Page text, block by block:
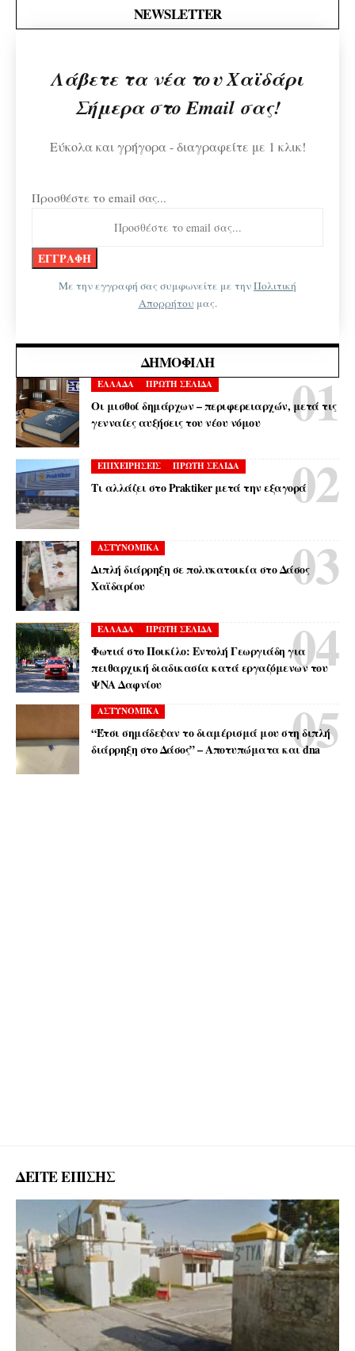
NEWSLETTER
Λάβετε τα νέα του Χαϊδάρι
Σήμερα στο Email σας!
Εύκολα και γρήγορα - διαγραφείτε με 1 κλικ!
Προσθέστε το email σας...
Με την εγγραφή σας συμφωνείτε με τηνΠολιτική
Απορρήτου μας.
ΔΗΜΟΦΙΛΉ
ΕΛΛΑΔΑ ΠΡΩΤΗ ΣΕΛΙΔΑ
Οι μισθοί δημάρχων – περιφερειαρχών, μετά τις
γενναίες αυξήσεις του νέου νόμου
ΕΠΙΧΕΙΡΗΣΕΙΣ ΠΡΩΤΗ ΣΕΛΙΔΑ
Τι αλλάζει στο Praktiker μετά την εξαγορά
ΑΣΤΥΝΟΜΙΚΑ
Διπλή διάρρηξη σε πολυκατοικία στο Δάσος
Χαϊδαρίου
ΕΛΛΑΔΑ ΠΡΩΤΗ ΣΕΛΙΔΑ
Φωτιά στο Ποικίλο: Εντολή Γεωργιάδη για
πειθαρχική διαδικασία κατά εργαζόμενων του
ΨΝΑ Δαφνίου
ΑΣΤΥΝΟΜΙΚΑ
“Έτσι σημάδεψαν το διαμέρισμά μου στη διπλή
διάρρηξη στο Δάσος” – Αποτυπώματα και dna
ΔΕΙΤΕ ΕΠΙΣΗΣ